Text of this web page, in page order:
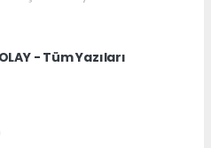
- Tüm Yazıları